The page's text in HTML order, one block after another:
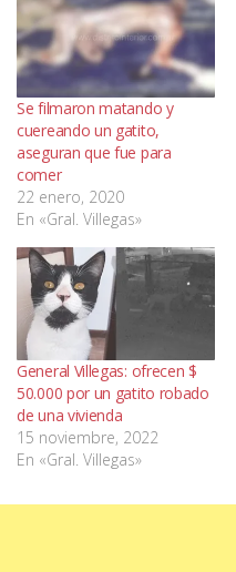
Se filmaron matando y
cuereando un gatito,
aseguran que fue para
comer
22 enero, 2020
En «Gral. Villegas»
General Villegas: ofrecen $
50.000 por un gatito robado
de una vivienda
15 noviembre, 2022
En «Gral. Villegas»